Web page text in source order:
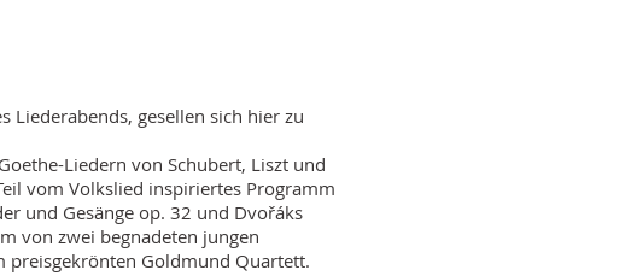
Liederabends, gesellen sich hier zu
Liedern von Schubert, Liszt und
vom Volkslied inspiriertes Programm
und Gesänge op. 32 und Dvořáks
von zwei begnadeten jungen
preisgekrönten Goldmund Quartett.